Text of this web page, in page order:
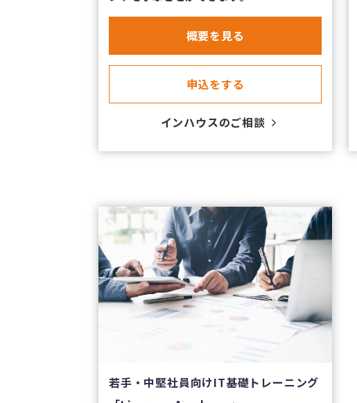
​概要を見る
​申込をする
​インハウスのご相談
若手・中堅社員向けIT基礎トレーニング